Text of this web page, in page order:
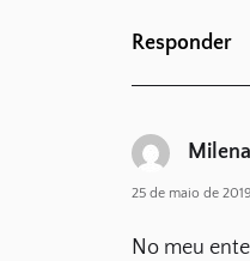
Responder
Milena
25 de maio de
No meu